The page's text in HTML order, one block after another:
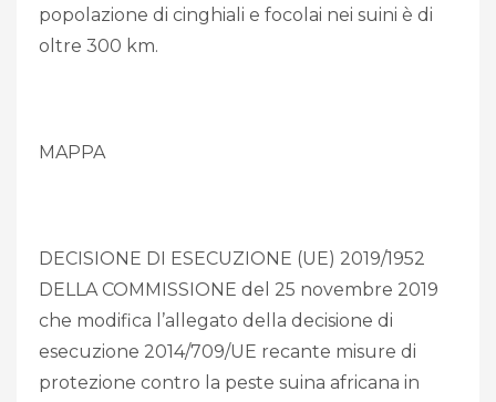
popolazione di cinghiali e focolai nei suini è di
oltre 300 km.
MAPPA
DECISIONE DI ESECUZIONE (UE) 2019/1952
DELLA COMMISSIONE del 25 novembre 2019
che modifica l’allegato della decisione di
esecuzione 2014/709/UE recante misure di
protezione contro la peste suina africana in